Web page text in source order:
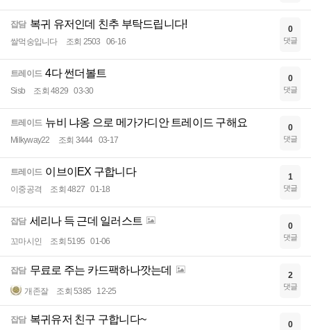
잡담 복귀 유저인데 친추 부탁드립니다!
쌀먹숭입니다 조회 2503 06-16
0
댓글
트레이드 4다 썬더볼트
Sisb 조회 4829 03-30
0
댓글
트레이드 뉴비 냐옹 으로 메가가디안 트레이드 구해요
Milkyway22 조회 3444 03-17
0
댓글
트레이드 이브이EX 구합니다
이중공격 조회 4827 01-18
1
댓글
잡담 세리나 득 근데 일러스트
꼬마시인 조회 5195 01-06
0
댓글
잡담 무료로 주는 카드팩하나깟는데
개존잘 조회 5385 12-25
2
댓글
잡담 복귀유저 친구 구합니다~ 0